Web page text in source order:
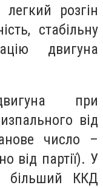
розгін
стабільну
двигуна
при
від
число –
від партії). У
більший ККД